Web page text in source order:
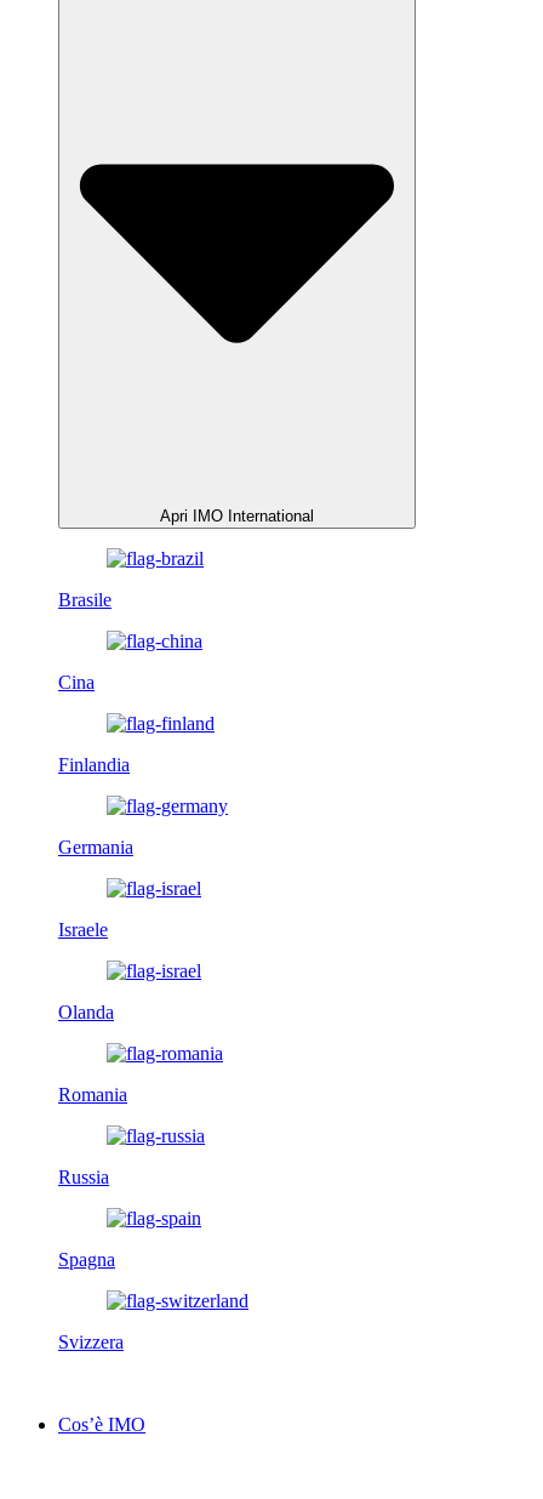
Apri IMO International
Brasile
Cina
Finlandia
Germania
Israele
Olanda
Romania
Russia
Spagna
Svizzera
Cos’è IMO